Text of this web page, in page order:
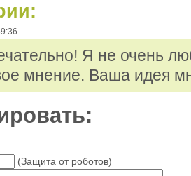
Я не очень
мнение. Ваша идея
(Защита от роботов)